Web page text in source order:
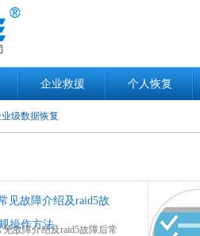
企业救援 个人恢复
级数据恢复
见故障介绍及raid5故
操作方法
故障介绍及raid5故障后常